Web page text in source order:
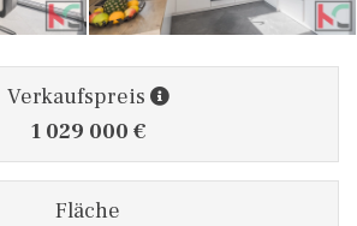
Verkaufspreis
1 029 000 €
Fläche